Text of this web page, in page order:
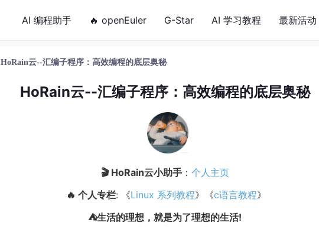
AI 编程助手 🔥 openEuler G-Star AI 学习教程 最新活动
HoRain云--汇编子程序：高效编程的底层奥秘
HoRain云--汇编子程序：高效编程的底层奥秘
🎬 HoRain云小助手： 个人主页
🔥 个人专栏: 《Linux 系列教程》《c语言教程》
⛺️生活的理想，就是为了理想的生活!